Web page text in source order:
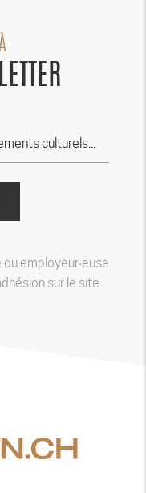
employeur‧euse
sur le site.